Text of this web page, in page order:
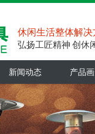
休闲生活整体解决
弘扬工匠精神 创休
新闻动态 产品